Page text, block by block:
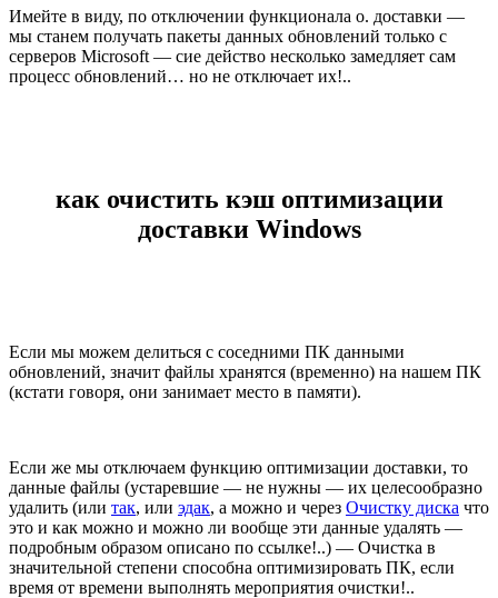
Имейте в виду, по отключении функционала о. доставки —
мы станем получать пакеты данных обновлений только с
серверов Microsoft — сие действо несколько замедляет сам
процесс обновлений… но не отключает их!..
как очистить кэш оптимизации
доставки Windows
Если мы можем делиться с соседними ПК данными
обновлений, значит файлы хранятся (временно) на нашем ПК
(кстати говоря, они занимает место в памяти).
Если же мы отключаем функцию оптимизации доставки, то
данные файлы (устаревшие — не нужны — их целесообразно
удалить (или так, или эдак, а можно и через Очистку диска что
это и как можно и можно ли вообще эти данные удалять —
подробным образом описано по ссылке!..) — Очистка в
значительной степени способна оптимизировать ПК, если
время от времени выполнять мероприятия очистки!..